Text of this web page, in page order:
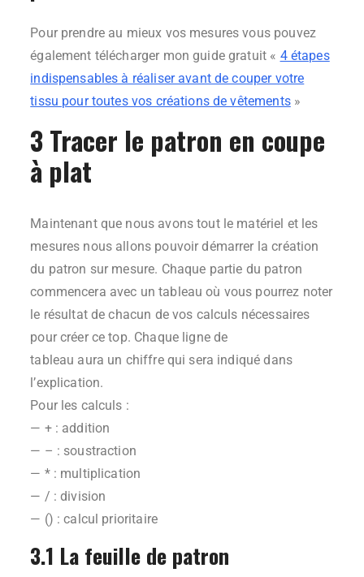
Pour prendre au mieux vos mesures vous pouvez
également télécharger mon guide gratuit « 4 étapes
indispensables à réaliser avant de couper votre
tissu pour toutes vos créations de vêtements»
3 Tracer le patron en coupe
à plat
Maintenant que nous avons tout le matériel et les
mesures nous allons pouvoir démarrer la création
du patron sur mesure. Chaque partie du patron
commencera avec un tableau où vous pourrez noter
le résultat de chacun de vos calculs nécessaires
pour créer ce top. Chaque ligne de
tableau aura un chiffre qui sera indiqué dans
l’explication.
Pour les calculs :
— + : addition
— – : soustraction
— * : multiplication
— / : division
— () : calcul prioritaire
3.1 La feuille de patron